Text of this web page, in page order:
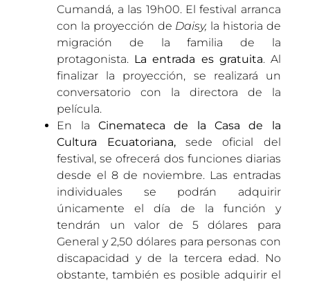
Cumandá, a las 19h00. El festival arranca
con la proyección de Daisy, la historia de
migración de la familia de la
protagonista. La entrada es gratuita. Al
finalizar la proyección, se realizará un
conversatorio con la directora de la
película.
En laCinemateca de la Casa de la
Cultura Ecuatoriana,sede oficial del
festival, se ofrecerá dos funciones diarias
desde el 8 de noviembre. Las entradas
individuales se podrán adquirir
únicamente el día de la función y
tendrán un valor de 5 dólares para
General y 2,50 dólares para personas con
discapacidad y de la tercera edad. No
obstante, también es posible adquirir el